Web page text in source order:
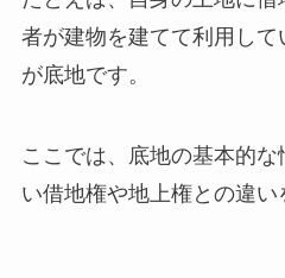
者が建物を建てて利用し
が底地です。
ここでは、底地の基本的
い借地権や地上権との違い